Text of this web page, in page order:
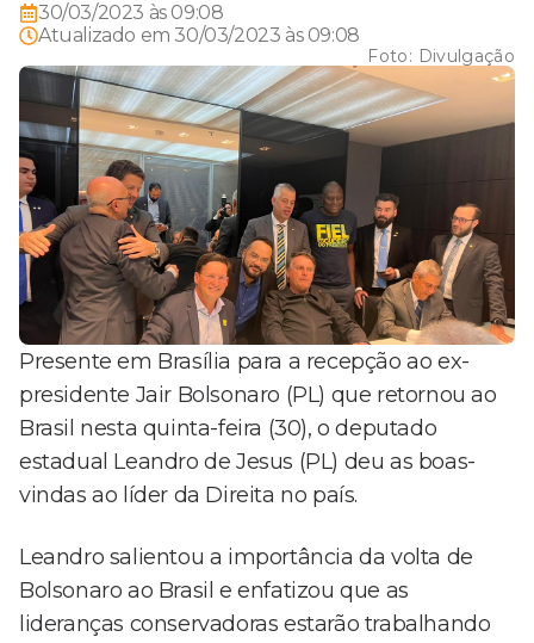
30/03/2023 às 09:08
Atualizado em30/03/2023 às 09:08
Foto: Divulgação
Presente em Brasília para a recepção ao ex-
presidente Jair Bolsonaro (PL) que retornou ao
Brasil nesta quinta-feira (30), o deputado
estadual Leandro de Jesus (PL) deu as boas-
vindas ao líder da Direita no país.
Leandro salientou a importância da volta de
Bolsonaro ao Brasil e enfatizou que as
lideranças conservadoras estarão trabalhando